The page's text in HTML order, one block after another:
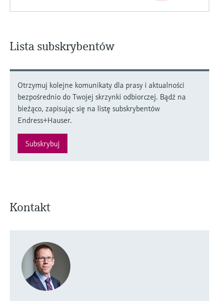
Lista subskrybentów
Otrzymuj kolejne komunikaty dla prasy i aktualności
bezpośrednio do Twojej skrzynki odbiorczej. Bądź na
bieżąco, zapisując się na listę subskrybentów
Endress+Hauser.
Subskrybuj
Kontakt